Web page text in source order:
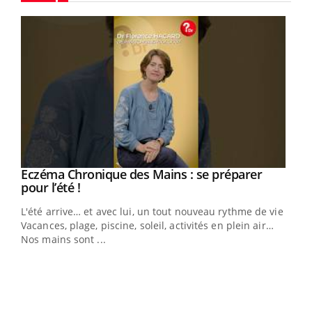
Youtube
Eczéma Chronique des Mains : se préparer
pour l’été !Youtube
L'été arrive… et avec lui, un tout nouveau rythme de vie !
Vacances, plage, piscine, soleil, activités en plein air…
Nos mains sont ...